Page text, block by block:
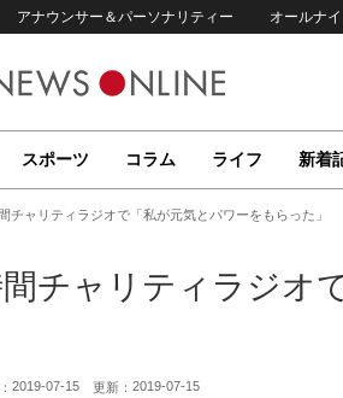
アナウンサー＆パーソナリティー オールナ
スポーツ コラム ライフ 新着
チャリティラジオで「私が元気とパワーをもらった」
チャリティラジオ
2019-07-15 更新： 2019-07-15